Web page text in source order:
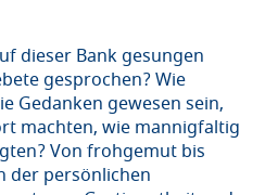
dieser Bank gesungen
gesprochen? Wie
Gedanken gewesen sein,
machten, wie mannigfaltig
Von frohgemut bis
der persönlichen